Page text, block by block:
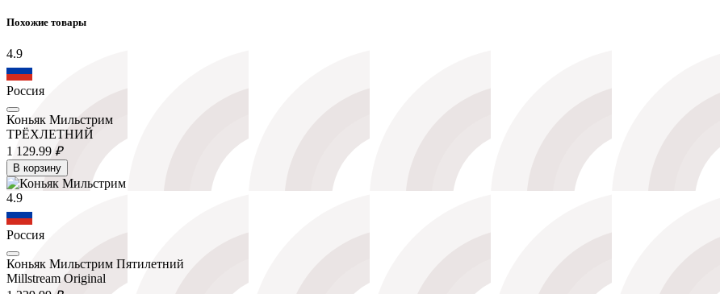
Похожие товары
4.9
Россия
Коньяк Мильстрим
ТРЁХЛЕТНИЙ
1 129.99 ₽
В корзину
4.9
Россия
Коньяк Мильстрим Пятилетний
Millstream Original